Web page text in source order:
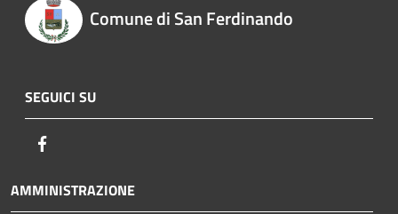
Comune di San Ferdinando
SEGUICI SU
AMMINISTRAZIONE